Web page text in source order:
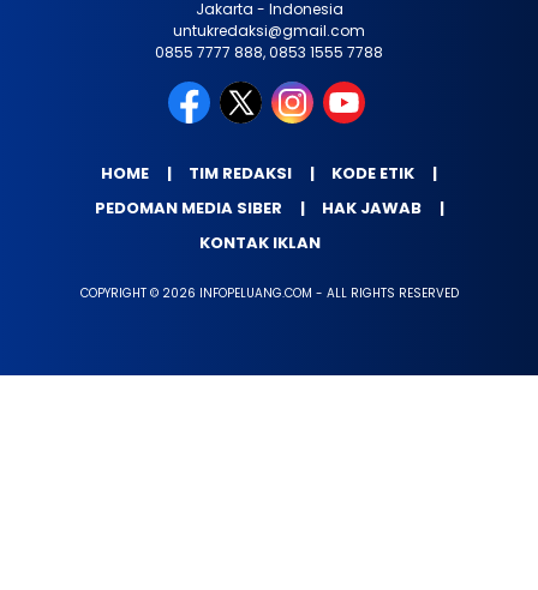
Jakarta - Indonesia
untukredaksi@gmail.com
0855 7777 888, 0853 1555 7788
HOME TIM REDAKSI
KODE ETIK
PEDOMAN MEDIA SIBER
HAK JAWAB
KONTAK IKLAN
COPYRIGHT © 2026 INFOPELUANG.COM - ALL RIGHTS RESERVED